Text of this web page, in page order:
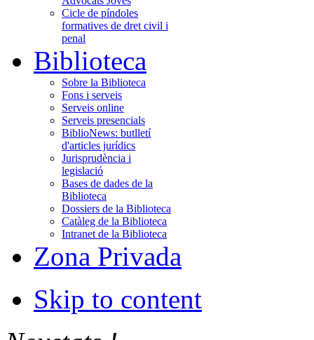
Cicle de píndoles
formatives de dret civil i
penal
Biblioteca
Sobre la Biblioteca
Fons i serveis
Serveis online
Serveis presencials
BiblioNews: butlletí
d'articles jurídics
Jurisprudència i
legislació
Bases de dades de la
Biblioteca
Dossiers de la Biblioteca
Catàleg de la Biblioteca
Intranet de la Biblioteca
Zona Privada
Skip to content